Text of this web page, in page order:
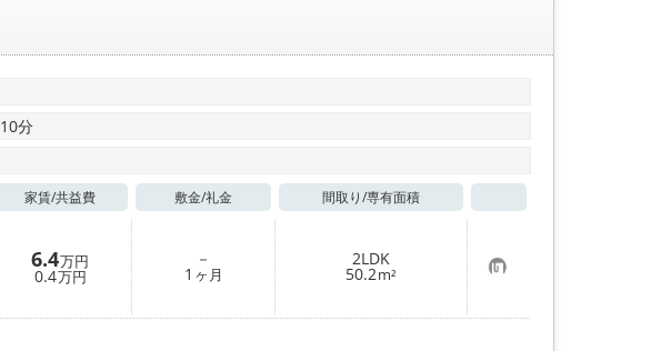
分
家賃/共益費 敷金/礼金 間取り/専有面積
6.4万円
0.4万円
－
1 ヶ月
2LDK
50.2m² お
気
に
入